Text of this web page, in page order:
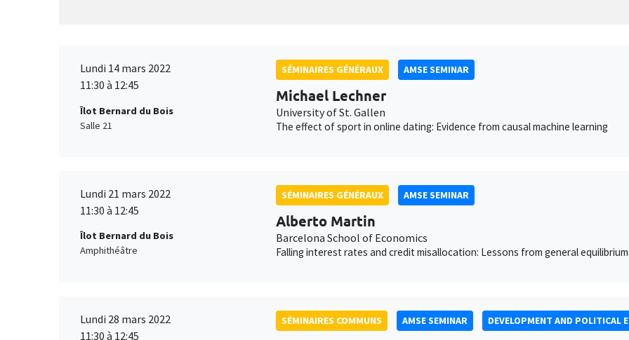
Lundi 14 mars 2022
11:30 à 12:45
Îlot Bernard du Bois
Salle 21
SÉMINAIRES GÉNÉRAUX AMSE SEMINAR
Michael Lechner
University of St. Gallen
The effect of sport in online dating: Evidence from causal machine learning
Lundi 21 mars 2022
11:30 à 12:45
Îlot Bernard du Bois
Amphithéâtre
SÉMINAIRES GÉNÉRAUX AMSE SEMINAR
Alberto Martin
Barcelona School of Economics
Falling interest rates and credit misallocation: Lessons from general equilibrium
Lundi 28 mars 2022
11:30 à 12:45
SÉMINAIRES COMMUNS AMSE SEMINAR DEVELOPMENT AND POLITICAL